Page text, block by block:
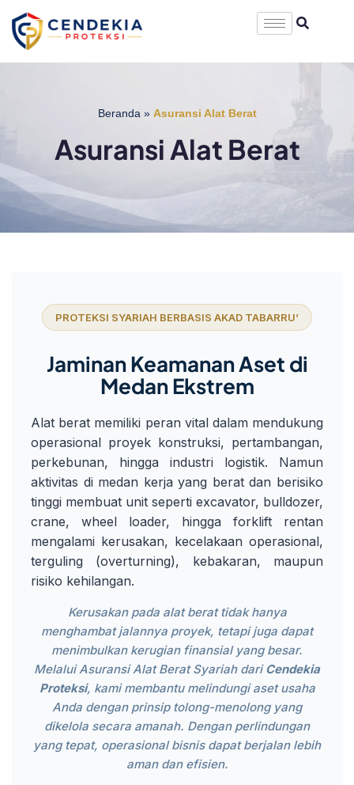
Beranda » Asuransi Alat Berat
Asuransi Alat Berat
PROTEKSI SYARIAH BERBASIS AKAD TABARRU’
Jaminan Keamanan Aset di
Medan Ekstrem
Alat berat memiliki peran vital dalam mendukung
operasional proyek konstruksi, pertambangan,
perkebunan, hingga industri logistik. Namun
aktivitas di medan kerja yang berat dan berisiko
tinggi membuat unit seperti excavator, bulldozer,
crane, wheel loader, hingga forklift rentan
mengalami kerusakan, kecelakaan operasional,
terguling (overturning), kebakaran, maupun
risiko kehilangan.
Kerusakan pada alat berat tidak hanya
menghambat jalannya proyek, tetapi juga dapat
menimbulkan kerugian finansial yang besar.
Melalui Asuransi Alat Berat Syariah dariCendekia
Proteksi, kami membantu melindungi aset usaha
Anda dengan prinsip tolong-menolong yang
dikelola secara amanah. Dengan perlindungan
yang tepat, operasional bisnis dapat berjalan lebih
aman dan efisien.